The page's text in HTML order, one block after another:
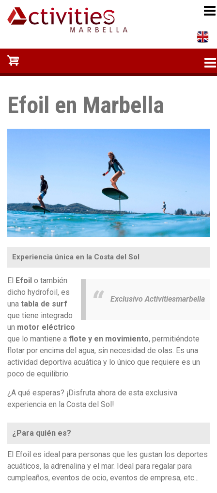
Pasar
Efoil en Marbella
Experiencia única en la Costa del Sol
Exclusivo Activitiesmarbella
El Efoil o también
dicho hydrofoil, es
una tabla de surf
que tiene integrado
un motor eléctrico
que lo mantiene a flote y en movimiento, permitiéndote
flotar por encima del agua, sin necesidad de olas. Es una
actividad deportiva acuática y lo único que requiere es un
poco de equilibrio.
¿A qué esperas? ¡Disfruta ahora de esta exclusiva
experiencia en la Costa del Sol!
¿Para quién es?
El Efoil es ideal para personas que les gustan los deportes
acuáticos, la adrenalina y el mar. Ideal para regalar para
cumpleaños, eventos de ocio, eventos de empresa, etc...